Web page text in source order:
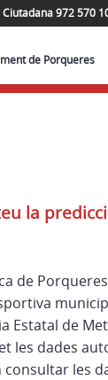
972 570
de Porqueres
la
de
Estatal de
les dades
les